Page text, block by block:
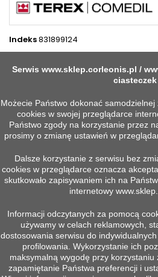
Indeks831899124
4 INNYCH PRODUKTÓW W TEJ
Szybki podgląd
TIMER LADR0
Więcej
Serwis www.sklep.corleonis.pl /
ciasteczek
Możecie Państwo dokonać
cookies w swojej przeglądarce
Państwo zgody na korzystanie przez
prosimy o zmianę ustawień w
Dalsze korzystanie z serwisu bez
cookies w przeglądarce oznacza
skutkowało zapisywaniem ich na
internetowy
Informacji odczytanych za pomocą
używamy w celach reklamowych,
dostosowania serwisu do
profilowania. Wykorzystanie ich
maksymalną wygodę przy
zapamiętanie Państwa preferencji i